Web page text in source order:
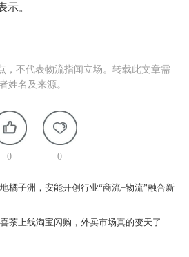
示。
，不代表物流指闻立场。转载此文章需
姓名及来源。
0 0
橘子洲，安能开创行业“商流+物流”融合新
茶上线淘宝闪购，外卖市场真的变天了